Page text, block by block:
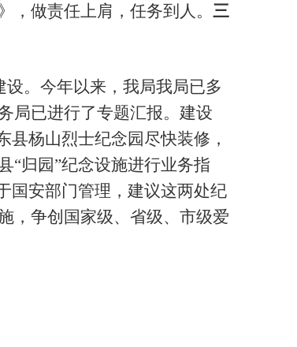
做责任上肩，任务到人。 三
。今年以来，我局我局已多
局已进行了专题汇报。建设
县杨山烈士纪念园尽快装修，
“归园”纪念设施进行业务指
国安部门管理，建议这两处纪
，争创国家级、省级、市级爱